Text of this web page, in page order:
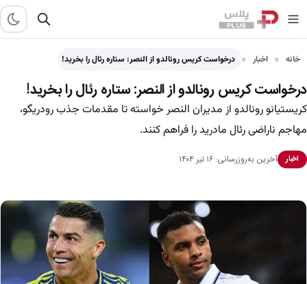
خانه اخبار درخواست کریس رونالدو از النصر: ستاره رئال را بخرید!
درخواست کریس رونالدو از النصر: ستاره رئال را بخرید!
کریستیانو رونالدو از مدیران النصر خواسته تا مقدمات جذب رودریگو،
مهاجم ناراضی رئال مادرید را فراهم کنند.
اخبار آخرین به‌روزرسانی: ۱۶ تیر ۱۴۰۴